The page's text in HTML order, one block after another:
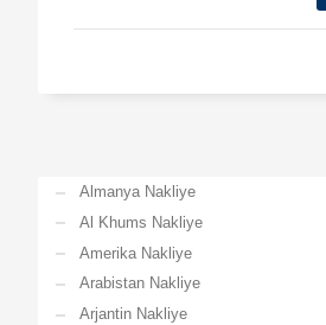
Almanya Nakliye
Al Khums Nakliye
Amerika Nakliye
Arabistan Nakliye
Arjantin Nakliye